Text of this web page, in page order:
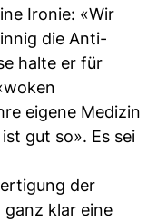
Ironie: «Wir
die Anti-
halte er für
eigene Medizin
gut so». Es sei
der
ganz klar eine